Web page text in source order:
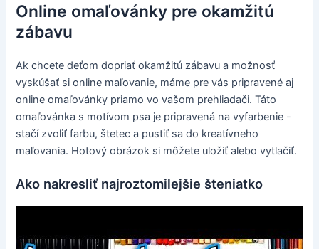
Online omaľovánky pre okamžitú
zábavu
Ak chcete deťom dopriať okamžitú zábavu a možnosť
vyskúšať si online maľovanie, máme pre vás pripravené aj
online omaľovánky priamo vo vašom prehliadači. Táto
omaľovánka s motívom psa je pripravená na vyfarbenie -
stačí zvoliť farbu, štetec a pustiť sa do kreatívneho
maľovania. Hotový obrázok si môžete uložiť alebo vytlačiť.
Ako nakresliť najroztomilejšie šteniatko